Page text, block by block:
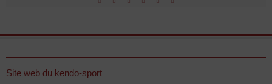
Site web du kendo-sport